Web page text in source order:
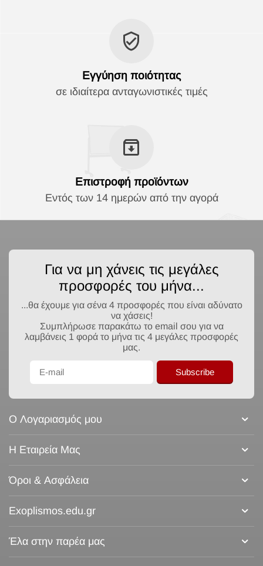
Εγγύηση ποιότητας
σε ιδιαίτερα ανταγωνιστικές τιμές
Επιστροφή προϊόντων
Εντός των 14 ημερών από την αγορά
Για να μη χάνεις τις μεγάλες
προσφορές του μήνα...
...θα έχουμε για σένα 4 προσφορές που είναι αδύνατο
να χάσεις!
Συμπλήρωσε παρακάτω το email σου για να
λαμβάνεις 1 φορά το μήνα τις 4 μεγάλες προσφορές
μας.
Subscribe
Ο Λογαριασμός μου
Η Εταιρεία Μας
Όροι & Ασφάλεια
Exoplismos.edu.gr
Έλα στην παρέα μας